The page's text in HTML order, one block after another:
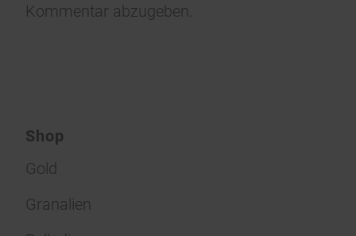
Kommentar abzugeben.
Shop
Gold
Granalien